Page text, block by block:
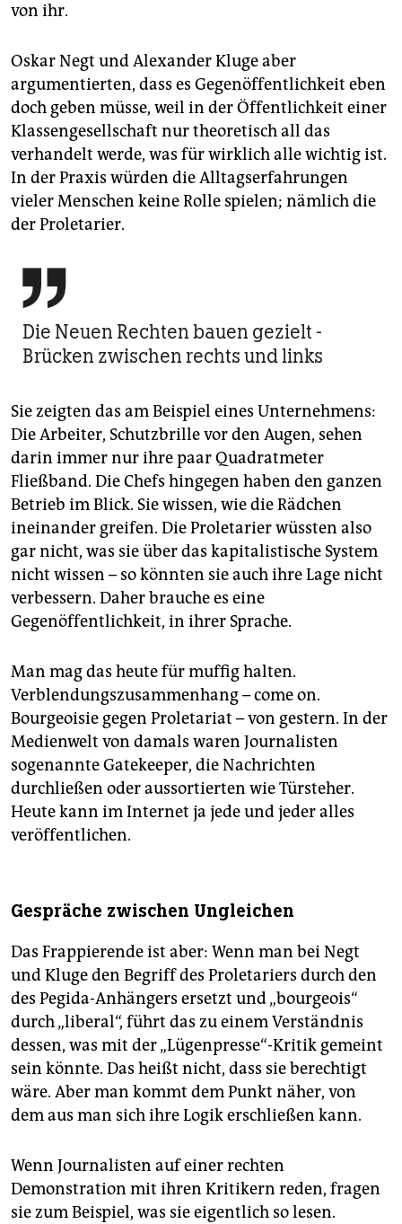
von ihr.
Oskar Negt und Alexander Kluge aber
argumentierten, dass es Gegenöffentlichkeit eben
doch geben müsse, weil in der Öffentlichkeit einer
Klassengesellschaft nur theoretisch all das
verhandelt werde, was für wirklich alle wichtig ist.
In der Praxis würden die Alltagserfahrungen
vieler Menschen keine Rolle spielen; nämlich die
der Proletarier.

Die Neuen Rechten bauen gezielt ­
Brücken zwischen rechts und links
Sie zeigten das am Beispiel eines Unternehmens:
Die Arbeiter, Schutzbrille vor den Augen, sehen
darin immer nur ihre paar Quadratmeter
Fließband. Die Chefs hingegen haben den ganzen
Betrieb im Blick. Sie wissen, wie die Rädchen
ineinander greifen. Die Proletarier wüssten also
gar nicht, was sie über das kapitalistische System
nicht wissen – so könnten sie auch ihre Lage nicht
verbessern. Daher brauche es eine
Gegenöffentlichkeit, in ihrer Sprache.
Man mag das heute für muffig halten.
Verblendungszusammenhang – come on.
Bourgeoisie gegen Proletariat – von gestern. In der
Medienwelt von damals waren Journalisten
sogenannte Gatekeeper, die Nachrichten
durchließen oder aussortierten wie Türsteher.
Heute kann im Internet ja jede und jeder alles
veröffentlichen.
Gespräche zwischen Ungleichen
Das Frappierende ist aber: Wenn man bei Negt
und Kluge den Begriff des Proletariers durch den
des Pegida-Anhängers ersetzt und „bourgeois“
durch „liberal“, führt das zu einem Verständnis
dessen, was mit der „Lügenpresse“-Kritik gemeint
sein könnte. Das heißt nicht, dass sie berechtigt
wäre. Aber man kommt dem Punkt näher, von
dem aus man sich ihre Logik erschließen kann.
Wenn Journalisten auf einer rechten
Demonstration mit ihren Kritikern reden, fragen
sie zum Beispiel, was sie eigentlich so lesen.